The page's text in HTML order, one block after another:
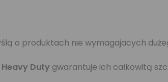
o produktach nie wymagajacych
Duty gwarantuje ich całkowitą